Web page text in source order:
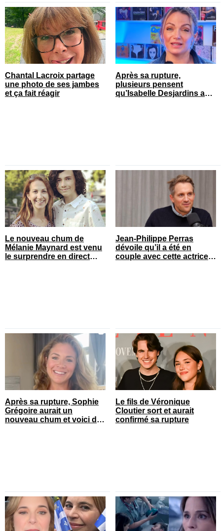
Chantal Lacroix partage
une photo de ses jambes
et ça fait réagir
Après sa rupture,
plusieurs pensent
qu’Isabelle Desjardins a
Le nouveau chum de
Mélanie Maynard est venu
le surprendre en direct
Jean-Philippe Perras
dévoile qu’il a été en
couple avec cette actrice
Après sa rupture, Sophie
Grégoire aurait un
nouveau chum et voici de
Le fils de Véronique
Cloutier sort et aurait
confirmé sa rupture